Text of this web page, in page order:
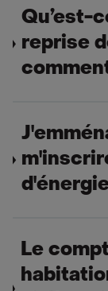
Qu’est-
reprise
Le